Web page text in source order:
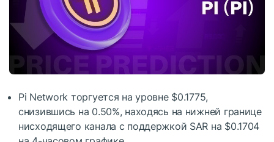
Pi Network торгуется на уровне $0.1775,
снизившись на 0.50%, находясь на нижней границе
нисходящего канала с поддержкой SAR на $0.1704